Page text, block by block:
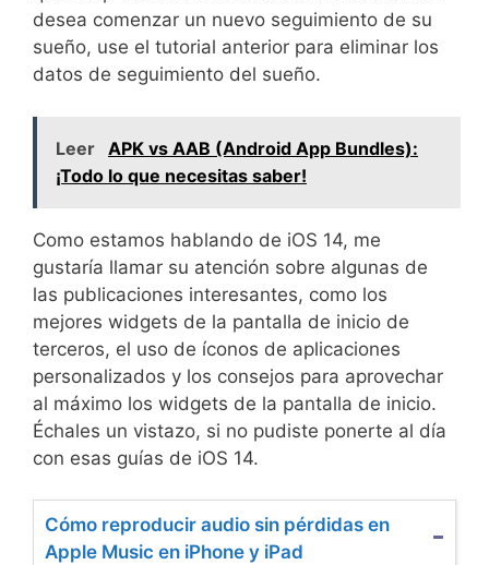
desea comenzar un nuevo seguimiento de su
sueño, use el tutorial anterior para eliminar los
datos de seguimiento del sueño.
Leer APK vs AAB (Android App Bundles):
¡Todo lo que necesitas saber!
Como estamos hablando de iOS 14, me
gustaría llamar su atención sobre algunas de
las publicaciones interesantes, como los
mejores widgets de la pantalla de inicio de
terceros, el uso de íconos de aplicaciones
personalizados y los consejos para aprovechar
al máximo los widgets de la pantalla de inicio.
Échales un vistazo, si no pudiste ponerte al día
con esas guías de iOS 14.
Cómo reproducir audio sin pérdidas en
Apple Music en iPhone y iPad